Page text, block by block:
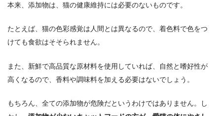
本来、添加物は、猫の健康維持には必要のないものです。
たとえば、猫の色彩感覚は人間とは異なるので、着色料で色をつ
けても食欲はそそられません。
また、新鮮で高品質な原材料を使用していれば、自然と嗜好性が
高くなるので、香料や調味料を加える必要はないでしょう。
もちろん、全ての添加物が危険だというわけではありません。し